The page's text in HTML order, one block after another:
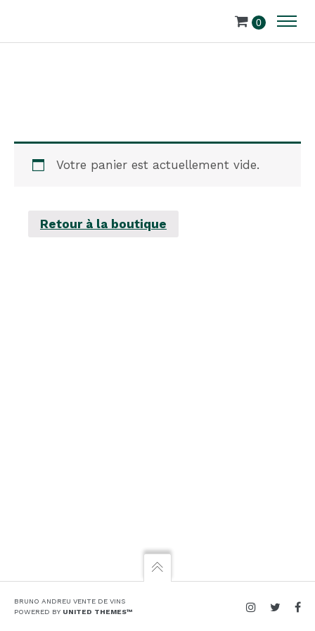
0
Votre panier est actuellement vide.
Retour à la boutique
BRUNO ANDREU VENTE DE VINS
POWERED BY UNITED THEMES™